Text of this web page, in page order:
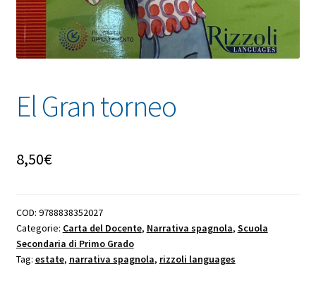
El Gran torneo
8,50€
COD: 9788838352027
Categorie: Carta del Docente, Narrativa spagnola, Scuola
Secondaria di Primo Grado
Tag: estate, narrativa spagnola, rizzoli languages